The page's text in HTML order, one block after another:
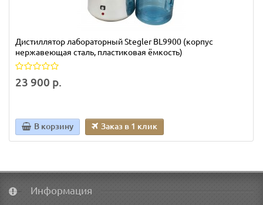
Дистиллятор лабораторный Stegler BL9900 (корпус
нержавеющая сталь, пластиковая ёмкость)
23 900 р.
В корзину Заказ в 1 клик
Информация